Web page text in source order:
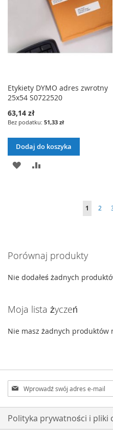
Etykiety DYMO adres zwrotny
25x54 S0722520
63,14 zł
51,33 zł
Dodaj do koszyka
DODAJ
1 2
Porównaj produkty
Nie dodałeś żadnych
Moja lista życzeń
Nie masz żadnych produktów
Subskrybuj
nasz
newsletter:
Polityka prywatności i pliki